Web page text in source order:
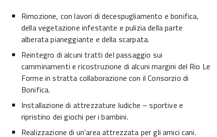
Rimozione, con lavori di decespugliamento e bonifica,
della vegetazione infestante e pulizia della parte
alberata pianeggiante e della scarpata.
Reintegro di alcuni tratti del passaggio sui
camminamenti e ricostruzione di alcuni margini del Rio Le
Forme in stratta collaborazione con il Consorzio di
Bonifica.
Installazione di attrezzature ludiche – sportive e
ripristino dei giochi per i bambini.
Realizzazione di un’area attrezzata per gli amici cani.